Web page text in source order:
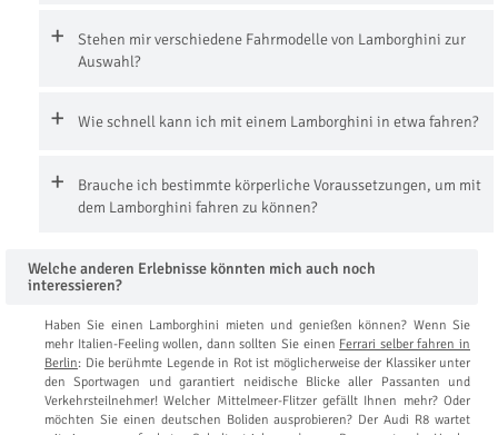
Stehen mir verschiedene Fahrmodelle von Lamborghini zur
Auswahl?
Wie schnell kann ich mit einem Lamborghini in etwa fahren?
Brauche ich bestimmte körperliche Voraussetzungen, um mit
dem Lamborghini fahren zu können?
Welche anderen Erlebnisse könnten mich auch noch
interessieren?
Haben Sie einen Lamborghini mieten und genießen können? Wenn Sie
mehr Italien-Feeling wollen, dann sollten Sie einen Ferrari selber fahren in
Berlin: Die berühmte Legende in Rot ist möglicherweise der Klassiker unter
den Sportwagen und garantiert neidische Blicke aller Passanten und
Verkehrsteilnehmer! Welcher Mittelmeer-Flitzer gefällt Ihnen mehr? Oder
möchten Sie einen deutschen Boliden ausprobieren? Der Audi R8 wartet